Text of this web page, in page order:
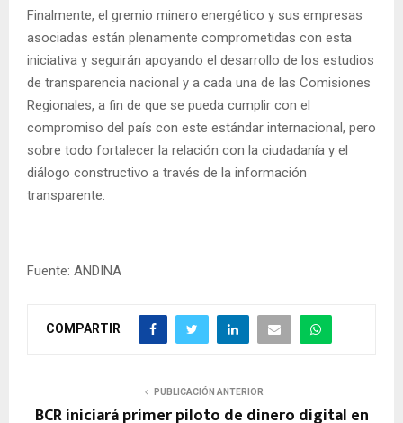
Finalmente, el gremio minero energético y sus empresas
asociadas están plenamente comprometidas con esta
iniciativa y seguirán apoyando el desarrollo de los estudios
de transparencia nacional y a cada una de las Comisiones
Regionales, a fin de que se pueda cumplir con el
compromiso del país con este estándar internacional, pero
sobre todo fortalecer la relación con la ciudadanía y el
diálogo constructivo a través de la información
transparente.
Fuente: ANDINA
COMPARTIR
PUBLICACIÓN ANTERIOR
BCR iniciará primer piloto de dinero digital en